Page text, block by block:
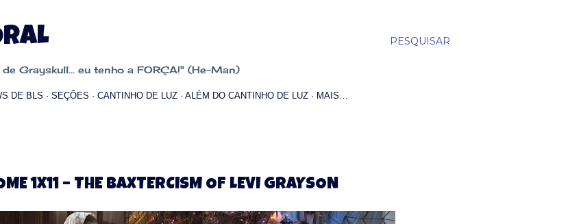
PESQUISAR
Grayskull... eu tenho a FORÇA!" (He-Man)
DE BLS SEÇÕES CANTINHO DE LUZ ALÉM DO CANTINHO DE LUZ MAIS…
1X11 – THE BAXTERCISM OF LEVI GRAYSON